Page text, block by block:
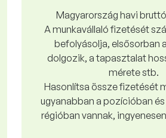
Magyarország havi
A munkavállaló fizetését
befolyásolja, elsősorban
dolgozik, a tapasztalat
mérete stb.
Hasonlítsa össze fizetését
ugyanabban a pozícióban
régióban vannak,